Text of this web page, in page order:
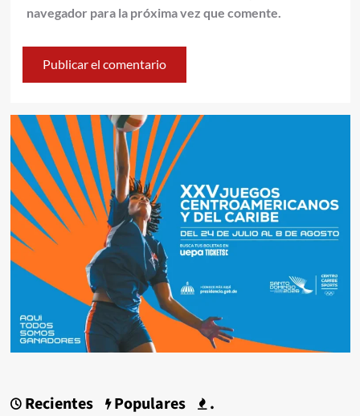
navegador para la próxima vez que comente.
Recientes Populares .